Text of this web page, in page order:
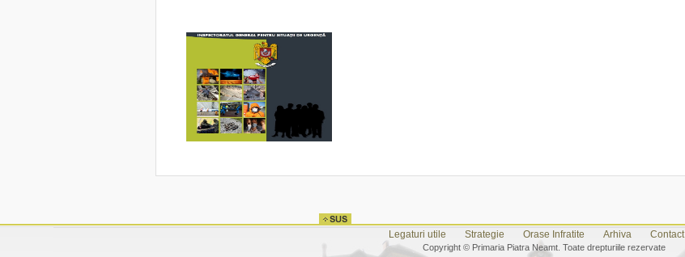
Legaturi utile Strategie Orase Infratite Arhiva Contact
Copyright © Primaria Piatra Neamt. Toate drepturiile rezervate